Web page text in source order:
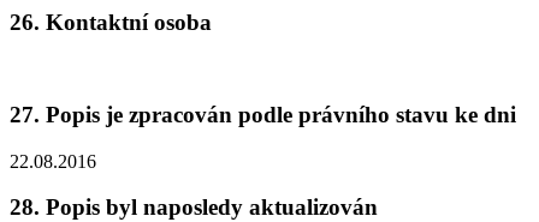
26. Kontaktní osoba
27. Popis je zpracován podle právního stavu ke dni
22.08.2016
28. Popis byl naposledy aktualizován